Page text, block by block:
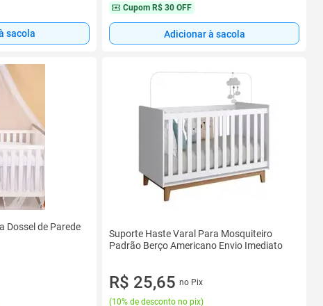
sacola
Cupom R$ 30 OFF
Adicionar à sacola
Dossel de Parede
Suporte Haste Varal Para Mosquiteiro
Padrão Berço Americano Envio Imediato
R$ 25,65 no Pix
(10% de desconto no pix)